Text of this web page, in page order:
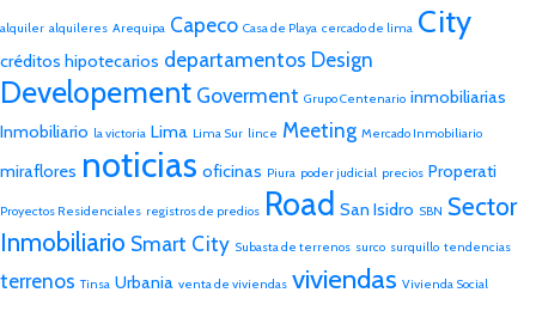
alquiler alquileres Arequipa Capeco Casa de Playa cercado de lima City
créditos hipotecarios departamentos Design
Developement Goverment Grupo Centenario inmobiliarias
Inmobiliario la victoria Lima Lima Sur lince Meeting Mercado Inmobiliario
miraflores noticias oficinas Piura poder judicial precios Properati
Proyectos Residenciales registros de predios Road San Isidro SBN Sector
Inmobiliario Smart City Subasta de terrenos surco surquillo tendencias
terrenos Tinsa Urbania venta de viviendas viviendas Vivienda Social